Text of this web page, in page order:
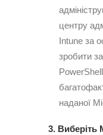
центру
Intune за
зробити
наданої
3. Виберіть